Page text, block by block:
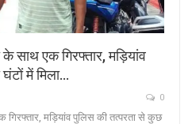
साथ एक गिरफ्तार, मड़ियांव
में मिला…
0
मड़ियांव पुलिस की तत्परता से कुछ